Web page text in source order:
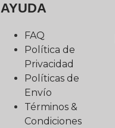
AYUDA
FAQ
Política de
Privacidad
Políticas de
Envío
Términos &
Condiciones